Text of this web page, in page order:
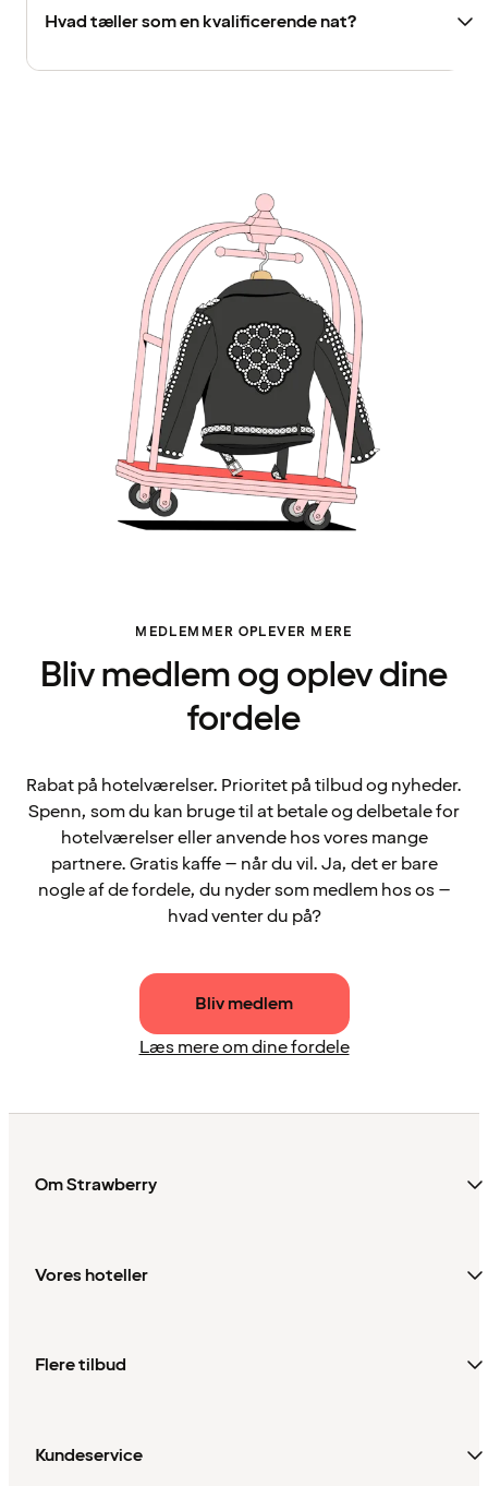
Hvad tæller som en kvalificerende nat?
MEDLEMMER OPLEVER MERE
Bliv medlem og oplev dine
fordele
Rabat på hotelværelser. Prioritet på tilbud og nyheder.
Spenn, som du kan bruge til at betale og delbetale for
hotelværelser eller anvende hos vores mange
partnere. Gratis kaffe – når du vil. Ja, det er bare
nogle af de fordele, du nyder som medlem hos os –
hvad venter du på?
Bliv medlem
Læs mere om dine fordele
Om Strawberry
Vores hoteller
Flere tilbud
Kundeservice